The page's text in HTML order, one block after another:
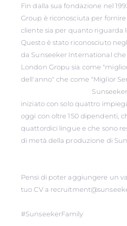
Fin dalla sua fondazione nel
Group è riconosciuta per
cliente sia per quanto riguarda
Questo è stato riconosciuto
da Sunseeker International
London Gropu sia come
dell'anno" che come "Miglior
Sunseeker
iniziato con solo quattro
oggi con oltre 150 dipendenti,
quattordici lingue e che sono
di metà della produzione di
Pensi di poter aggiungere un
tuo CV a
#SunseekerFamily